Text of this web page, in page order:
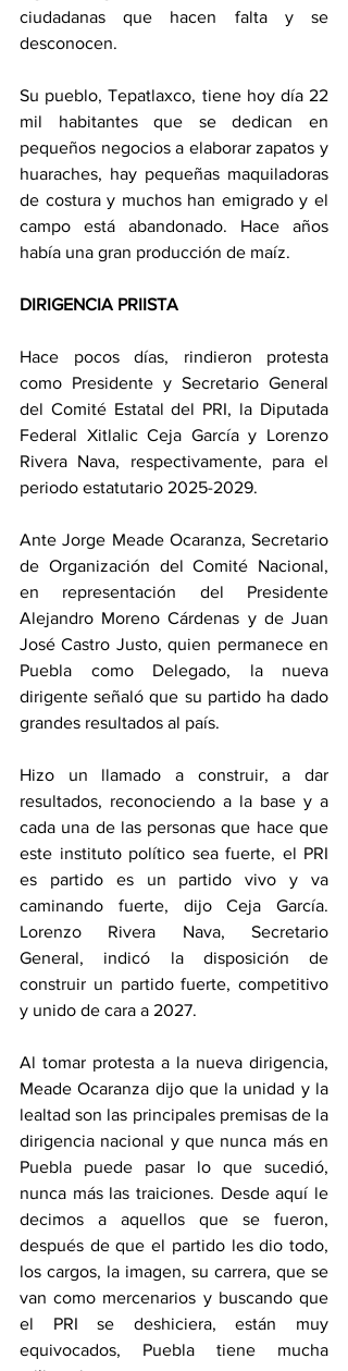
ciudadanas que hacen falta y se
desconocen.
Su pueblo, Tepatlaxco, tiene hoy día 22
mil habitantes que se dedican en
pequeños negocios a elaborar zapatos y
huaraches, hay pequeñas maquiladoras
de costura y muchos han emigrado y el
campo está abandonado. Hace años
había una gran producción de maíz.
DIRIGENCIA PRIISTA
Hace pocos días, rindieron protesta
como Presidente y Secretario General
del Comité Estatal del PRI, la Diputada
Federal Xitlalic Ceja García y Lorenzo
Rivera Nava, respectivamente, para el
periodo estatutario 2025-2029.
Ante Jorge Meade Ocaranza, Secretario
de Organización del Comité Nacional,
en representación del Presidente
Alejandro Moreno Cárdenas y de Juan
José Castro Justo, quien permanece en
Puebla como Delegado, la nueva
dirigente señaló que su partido ha dado
grandes resultados al país.
Hizo un llamado a construir, a dar
resultados, reconociendo a la base y a
cada una de las personas que hace que
este instituto político sea fuerte, el PRI
es partido es un partido vivo y va
caminando fuerte, dijo Ceja García.
Lorenzo Rivera Nava, Secretario
General, indicó la disposición de
construir un partido fuerte, competitivo
y unido de cara a 2027.
Al tomar protesta a la nueva dirigencia,
Meade Ocaranza dijo que la unidad y la
lealtad son las principales premisas de la
dirigencia nacional y que nunca más en
Puebla puede pasar lo que sucedió,
nunca más las traiciones. Desde aquí le
decimos a aquellos que se fueron,
después de que el partido les dio todo,
los cargos, la imagen, su carrera, que se
van como mercenarios y buscando que
el PRI se deshiciera, están muy
equivocados, Puebla tiene mucha